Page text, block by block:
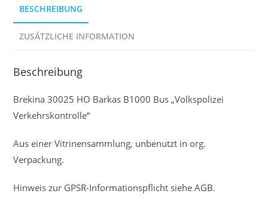
BESCHREIBUNG
ZUSÄTZLICHE INFORMATION
Beschreibung
Brekina 30025 HO Barkas B1000 Bus „Volkspolizei
Verkehrskontrolle“
Aus einer Vitrinensammlung, unbenutzt in org.
Verpackung.
Hinweis zur GPSR-Informationspflicht siehe AGB.